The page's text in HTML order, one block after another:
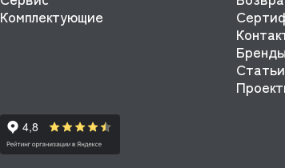
Комплектующие
Бренды
Статьи